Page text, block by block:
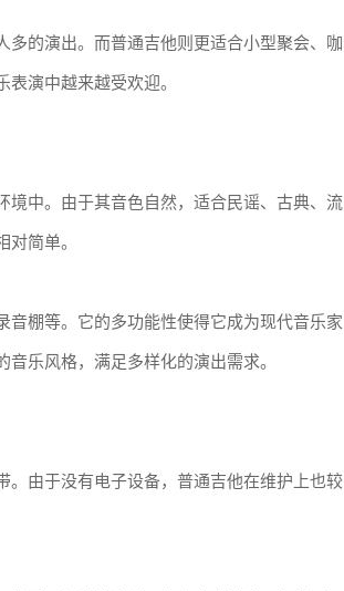
的演出。而普通吉他则更适合小型聚会、咖
演中越来越受欢迎。
境中。由于其音色自然，适合民谣、古典、流
简单。
音棚等。它的多功能性使得它成为现代音乐家
乐风格，满足多样化的演出需求。
。由于没有电子设备，普通吉他在维护上也较